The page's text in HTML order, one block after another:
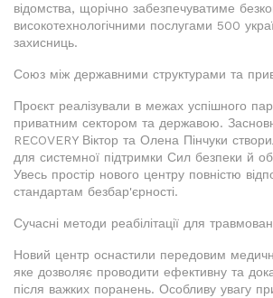
відомства, щорічно забезпечуватиме
високотехнологічними послугами 500
захисниць.
Союз між державними структурами та
Проєкт реалізували в межах успішного
приватним сектором та державою.
RECOVERY Віктор та Олена Пінчуки
для системної підтримки Сил безпеки й
Увесь простір нового центру повністю
стандартам безбар'єрності.
Сучасні методи реабілітації для
Новий центр оснастили передовим
яке дозволяє проводити ефективну та
після важких поранень. Особливу увагу